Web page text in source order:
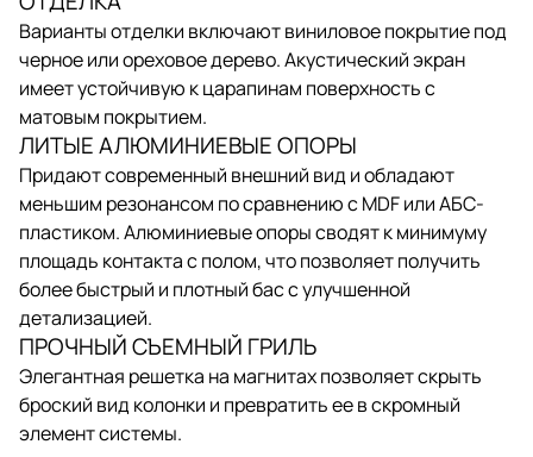
Варианты отделки включают виниловое покрытие под
черное или ореховое дерево. Акустический экран
имеет устойчивую к царапинам поверхность с
матовым покрытием.
ЛИТЫЕ АЛЮМИНИЕВЫЕ ОПОРЫ
Придают современный внешний вид и обладают
меньшим резонансом по сравнению с MDF или АБС-
пластиком. Алюминиевые опоры сводят к минимуму
площадь контакта с полом, что позволяет получить
более быстрый и плотный бас с улучшенной
детализацией.
ПРОЧНЫЙ СЪЕМНЫЙ ГРИЛЬ
Элегантная решетка на магнитах позволяет скрыть
броский вид колонки и превратить ее в скромный
элемент системы.